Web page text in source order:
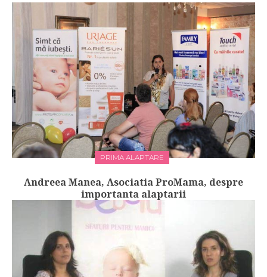
PRIMA ALAPTARE
Andreea Manea, Asociatia ProMama, despre
importanta alaptarii